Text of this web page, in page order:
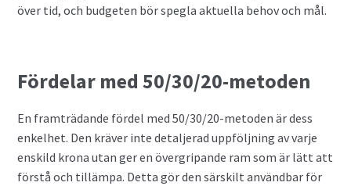
över tid, och budgeten bör spegla aktuella behov och mål.
Fördelar med 50/30/20-metoden
En framträdande fördel med 50/30/20-metoden är dess
enkelhet. Den kräver inte detaljerad uppföljning av varje
enskild krona utan ger en övergripande ram som är lätt att
förstå och tillämpa. Detta gör den särskilt användbar för